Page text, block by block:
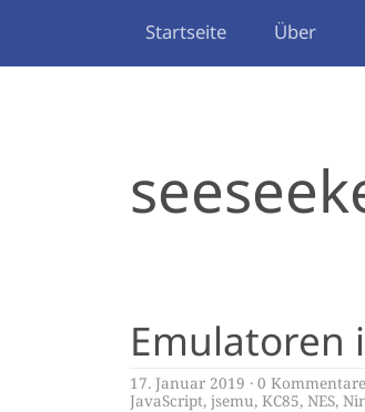
Startseite Über
Emulatoren
17. Januar 2019 0 Kommentare
JavaScript, jsemu, KC85, NES,